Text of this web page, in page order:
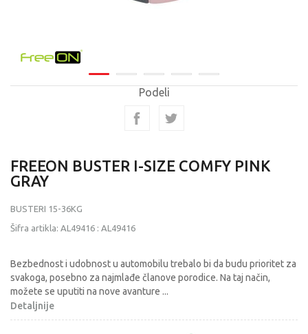
Podeli
FREEON BUSTER I-SIZE COMFY PINK
GRAY
BUSTERI 15-36KG
Šifra artikla: AL49416 : AL49416
Bezbednost i udobnost u automobilu trebalo bi da budu prioritet za
svakoga, posebno za najmlađe članove porodice. Na taj način,
možete se uputiti na nove avanture ...
Detaljnije